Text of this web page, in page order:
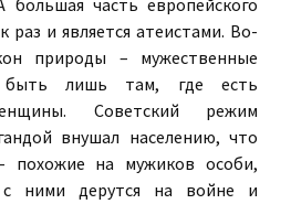
большая часть европейского
раз и является атеистами. Во-
природы – мужественные
быть лишь там, где есть
Советский режим
внушал населению, что
похожие на мужиков особи,
ними дерутся на войне и